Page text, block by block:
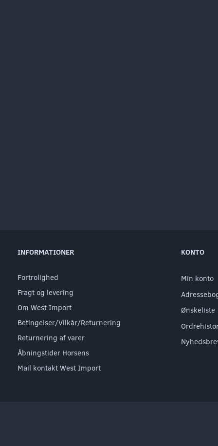
INFORMATIONER
Fortrolighed
Fragt og levering
Om West Import
Betingelser/Vilkår/Returnering
Returnering af varer
Åbningstider Horsens
Mail kontakt West Import
KONTO
Min konto
Ønskeliste